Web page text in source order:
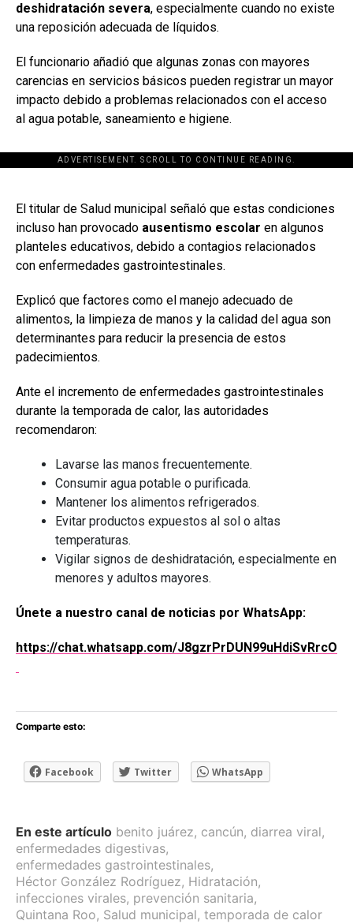
deshidratación severa, especialmente cuando no existe
una reposición adecuada de líquidos.
El funcionario añadió que algunas zonas con mayores
carencias en servicios básicos pueden registrar un mayor
impacto debido a problemas relacionados con el acceso
al agua potable, saneamiento e higiene.
ADVERTISEMENT. SCROLL TO CONTINUE READING.
[adsforwp id="243463"]
El titular de Salud municipal señaló que estas condiciones
incluso han provocado ausentismo escolar en algunos
planteles educativos, debido a contagios relacionados
con enfermedades gastrointestinales.
Explicó que factores como el manejo adecuado de
alimentos, la limpieza de manos y la calidad del agua son
determinantes para reducir la presencia de estos
padecimientos.
Ante el incremento de enfermedades gastrointestinales
durante la temporada de calor, las autoridades
recomendaron:
Lavarse las manos frecuentemente.
Consumir agua potable o purificada.
Mantener los alimentos refrigerados.
Evitar productos expuestos al sol o altas
temperaturas.
Vigilar signos de deshidratación, especialmente en
menores y adultos mayores.
Únete a nuestro canal de noticias por WhatsApp:
https://chat.whatsapp.com/J8gzrPrDUN99uHdiSvRrcO
Comparte esto:
Facebook Twitter WhatsApp
En este artículo benito juárez, cancún, diarrea viral,
enfermedades digestivas,
enfermedades gastrointestinales,
Héctor González Rodríguez, Hidratación,
infecciones virales, prevención sanitaria,
Quintana Roo, Salud municipal, temporada de calor